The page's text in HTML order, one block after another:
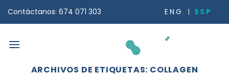
Contáctanos: 674 071 303 ENG ESP
ARCHIVOS DE ETIQUETAS: COLLAGEN